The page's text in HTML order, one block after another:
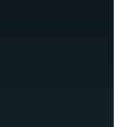
や動画の再生
滑らかな音声
頻度といった
Time to liveと
ーヤーの技術
テム全般を意